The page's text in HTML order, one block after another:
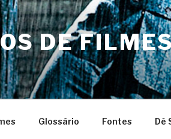
DE
Glossário Fontes Dê